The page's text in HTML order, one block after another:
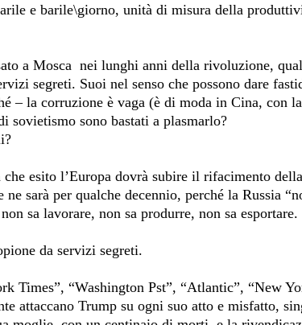
e barile\giorno, unità di misura della
a Mosca nei lunghi anni della rivoluzione,
segreti. Suoi nel senso che possono dare
– la corruzione è vaga (è di moda in Cina, con
sovietismo sono bastati a plasmarlo?
esito l’Europa dovrà subire il rifacimento
sarà per qualche decennio, perché la Russia
sa lavorare, non sa produrre, non sa
da servizi segreti.
Times”, “Washington Pst”, “Atlantic”, “New
attaccano Trump su ogni suo atto e misfatto,